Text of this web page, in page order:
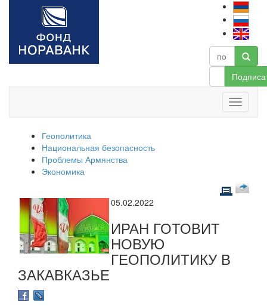
Геополитика
Национальная безопасность
Проблемы Армянства
Экономика
05.02.2022
ИРАН ГОТОВИТ
НОВУЮ
ГЕОПОЛИТИКУ В
ЗАКАВКАЗЬЕ